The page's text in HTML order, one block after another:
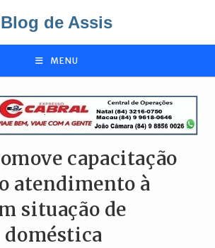
Blog de Assis
MENU
capacitação
atendimento à
situação de